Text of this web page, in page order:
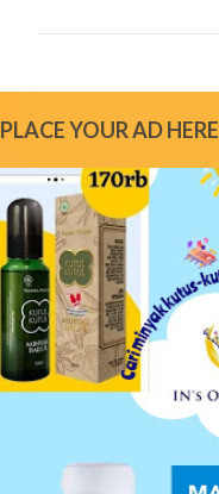
C
e
n
t
PLACE YOUR AD HERE